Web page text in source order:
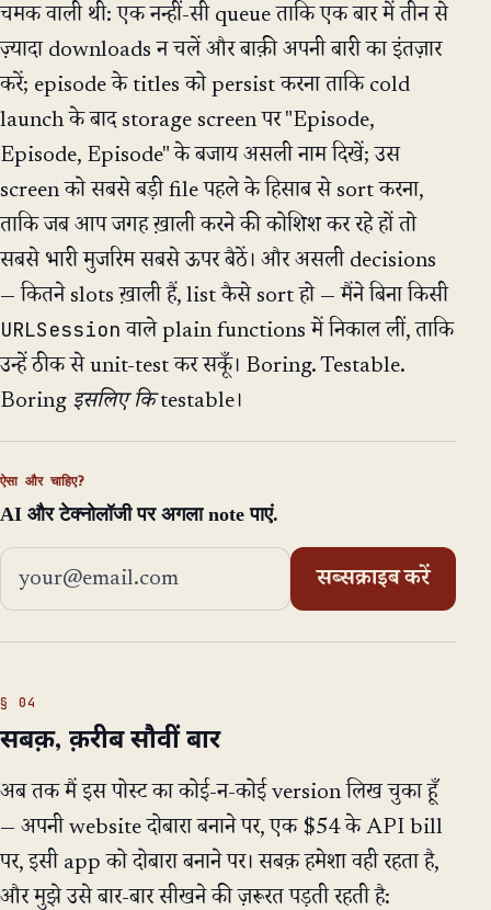
चमक वाली थी: एक नन्हीं-सी queue ताकि एक बार में तीन से
ज़्यादा downloads न चलें और बाक़ी अपनी बारी का इंतज़ार
करें; episode के titles को persist करना ताकि cold
launch के बाद storage screen पर "Episode,
Episode, Episode" के बजाय असली नाम दिखें; उस
screen को सबसे बड़ी file पहले के हिसाब से sort करना,
ताकि जब आप जगह ख़ाली करने की कोशिश कर रहे हों तो
सबसे भारी मुजरिम सबसे ऊपर बैठें। और असली decisions
— कितने slots ख़ाली हैं, list कैसे sort हो — मैंने बिना किसी
URLSession वाले plain functions में निकाल लीं, ताकि
उन्हें ठीक से unit-test कर सकूँ। Boring. Testable.
Boring इसलिए किtestable।
ऐसा और चाहिए?
AI और टेक्नोलॉजी पर अगला note पाएं.
ईमेल एड्रेस
सब्सक्राइब करें
सबक़, क़रीब सौवीं बार
अब तक मैं इस पोस्ट का कोई-न-कोई version लिख चुका हूँ
— अपनी website दोबारा बनाने पर, एक $54 के API bill
पर, इसी app को दोबारा बनाने पर। सबक़ हमेशा वही रहता है,
और मुझे उसे बार-बार सीखने की ज़रूरत पड़ती रहती है: